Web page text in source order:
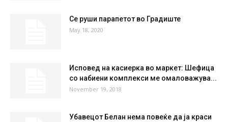
Се руши парапетот во Градиште
May 18, 2020
Исповед на касиерка во маркет: Шефица
со набиени комплекси ме омаловажува...
November 19, 2018
Убавецот Белан нема повеќе да ја краси